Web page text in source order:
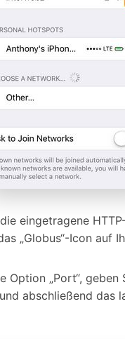
eingetragene
„Globus“-Icon auf
Option „Port“, geben
abschließend das